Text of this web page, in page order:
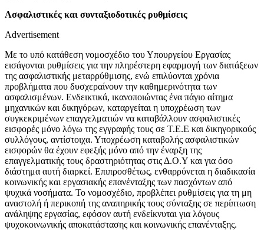
Ασφαλιστικές και συνταξιοδοτικές ρυθμίσεις
Advertisement
Με το υπό κατάθεση νομοσχέδιο του Υπουργείου Εργασίας
εισάγονται ρυθμίσεις για την πληρέστερη εφαρμογή των διατάξεων
της ασφαλιστικής μεταρρύθμισης, ενώ επιλύονται χρόνια
προβλήματα που δυσχεραίνουν την καθημερινότητα των
ασφαλισμένων. Ενδεικτικά, ικανοποιώντας ένα πάγιο αίτημα
μηχανικών και δικηγόρων, καταργείται η υποχρέωση των
συγκεκριμένων επαγγελματιών να καταβάλλουν ασφαλιστικές
εισφορές μόνο λόγω της εγγραφής τους σε Τ.Ε.Ε και δικηγορικούς
συλλόγους, αντίστοιχα. Υποχρέωση καταβολής ασφαλιστικών
εισφορών θα έχουν εφεξής μόνο από την έναρξη της
επαγγελματικής τους δραστηριότητας στις Δ.Ο.Υ και για όσο
διάστημα αυτή διαρκεί. Επιπροσθέτως, ενθαρρύνεται η διαδικασία
κοινωνικής και εργασιακής επανένταξης των πασχόντων από
ψυχικά νοσήματα. Το νομοσχέδιο, προβλέπει ρυθμίσεις για τη μη
αναστολή ή περικοπή της αναπηρικής τους σύνταξης σε περίπτωση
ανάληψης εργασίας, εφόσον αυτή ενδείκνυται για λόγους
ψυχοκοινωνικής αποκατάστασης και κοινωνικής επανένταξης.